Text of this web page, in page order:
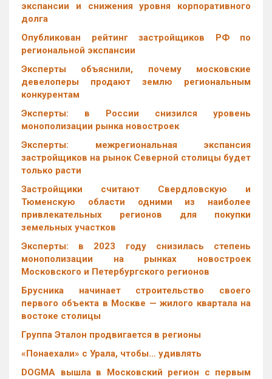
экспансии и снижения уровня корпоративного
долга
Опубликован рейтинг застройщиков РФ по
региональной экспансии
Эксперты объяснили, почему московские
девелоперы продают землю региональным
конкурентам
Эксперты: в России снизился уровень
монополизации рынка новостроек
Эксперты: межрегиональная экспансия
застройщиков на рынок Северной столицы будет
только расти
Застройщики считают Свердловскую и
Тюменскую области одними из наиболее
привлекательных регионов для покупки
земельных участков
Эксперты: в 2023 году снизилась степень
монополизации на рынках новостроек
Московского и Петербургского регионов
Брусника начинает строительство своего
первого объекта в Москве — жилого квартала на
востоке столицы
Группа Эталон продвигается в регионы
«Понаехали» с Урала, чтобы… удивлять
DOGMA вышла в Московский регион с первым